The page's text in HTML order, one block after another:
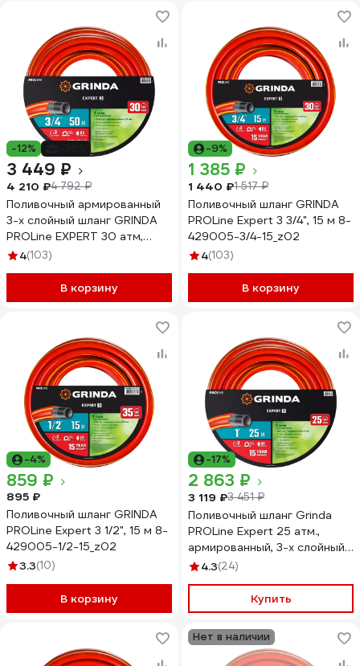
-12%
3 449 ₽
4 210 ₽4 792 ₽
Поливочный армированный
3-х слойный шланг GRINDA
PROLine EXPERT 30 атм,
3/4"х50м 8-429005-3/4-
4(103)
В корзину
-9%
1 385 ₽
1 440 ₽1 517 ₽
Поливочный шланг GRINDA
PROLine Expert 3 3/4", 15 м 8-
429005-3/4-15_z02
4(103)
В корзину
-4%
859 ₽
895 ₽
Поливочный шланг GRINDA
PROLine Expert 3 1/2", 15 м 8-
429005-1/2-15_z02
3.3(10)
В корзину
-17%
2 863 ₽
3 119 ₽3 451 ₽
Поливочный шланг Grinda
PROLine Expert 25 атм.,
армированный, 3-х слойный,
1х25м 8-429005-1-25_z01
4.3(24)
Купить
Нет в наличии